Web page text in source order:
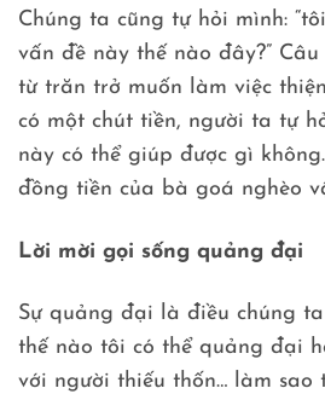
Chúng ta cũng tự hỏi mình:
vấn đề này thế nào đây?”
từ trăn trở muốn làm việc
có một chút tiền, người ta tự
này có thể giúp được gì
đồng tiền của bà goá nghèo
Lời mời gọi sống quảng đại
Sự quảng đại là điều chúng
thế nào tôi có thể quảng đại
với người thiếu thốn… làm sao